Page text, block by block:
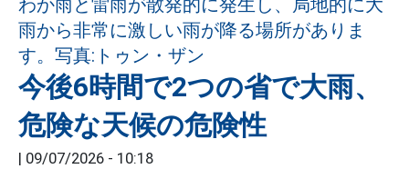
今後6時間で2つの省で大雨、
危険な天候の危険性
| 09/07/2026 - 10:18